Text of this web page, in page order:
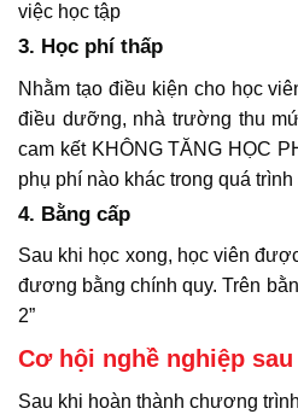
việc học tập
3. Học phí thấp
Nhằm tạo điều kiện cho học
điều dưỡng, nhà trường thu
cam kết KHÔNG TĂNG HỌC
phụ phí nào khác trong quá
4. Bằng cấp
Sau khi học xong, học viên
đương bằng chính quy. Trên
2”
Cơ hội nghề nghiệp
Sau khi hoàn thành chương